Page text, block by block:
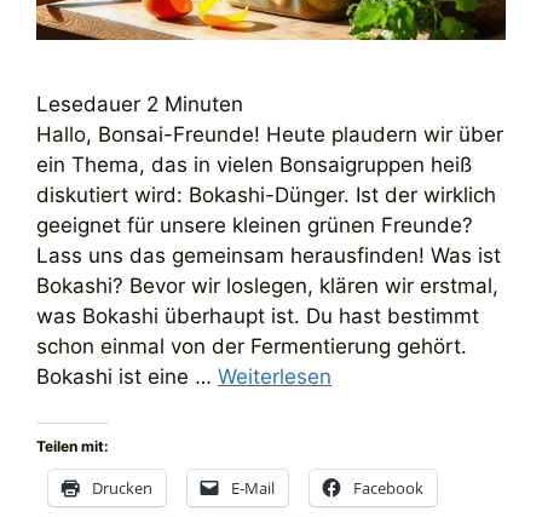
Lesedauer 2 Minuten
Hallo, Bonsai-Freunde! Heute plaudern wir über
ein Thema, das in vielen Bonsaigruppen heiß
diskutiert wird: Bokashi-Dünger. Ist der wirklich
geeignet für unsere kleinen grünen Freunde?
Lass uns das gemeinsam herausfinden! Was ist
Bokashi? Bevor wir loslegen, klären wir erstmal,
was Bokashi überhaupt ist. Du hast bestimmt
schon einmal von der Fermentierung gehört.
Bokashi ist eine … Weiterlesen
Teilen mit:
Drucken E-Mail Facebook